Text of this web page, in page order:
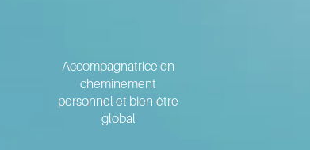
Accompagnatrice en
cheminement
personnel et bien-être
global